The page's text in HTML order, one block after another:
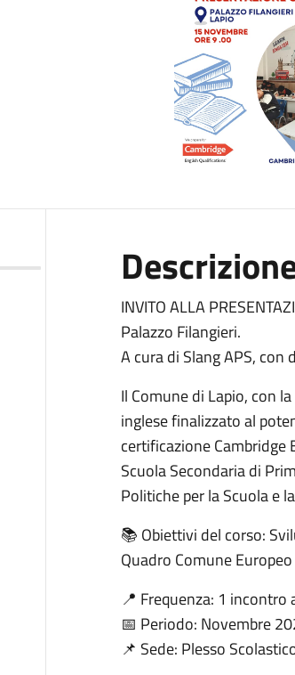
INVITO ALLA
Palazzo Filangieri.
A cura di Slang APS,
Il Comune di Lapio, con
inglese finalizzato al
certificazione
Scuola Secondaria di
Politiche per la Scuola e
📚 Obiettivi del corso:
Quadro Comune
📍 Frequenza: 1
📅 Periodo: Novembre
📌 Sede: Plesso